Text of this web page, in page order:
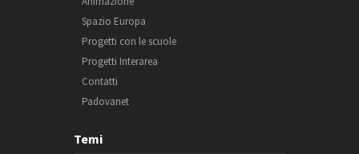
Spazio Europa
Progetti con le scuole
Progetti Interarea
Contatti
Padovanet
Temi